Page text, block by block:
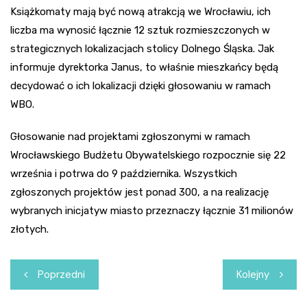
Książkomaty mają być nową atrakcją we Wrocławiu, ich
liczba ma wynosić łącznie 12 sztuk rozmieszczonych w
strategicznych lokalizacjach stolicy Dolnego Śląska. Jak
informuje dyrektorka Janus, to właśnie mieszkańcy będą
decydować o ich lokalizacji dzięki głosowaniu w ramach
WBO.
Głosowanie nad projektami zgłoszonymi w ramach
Wrocławskiego Budżetu Obywatelskiego rozpocznie się 22
września i potrwa do 9 października. Wszystkich
zgłoszonych projektów jest ponad 300, a na realizację
wybranych inicjatyw miasto przeznaczy łącznie 31 milionów
złotych.
Nawigacja
Poprzedni Kolejny